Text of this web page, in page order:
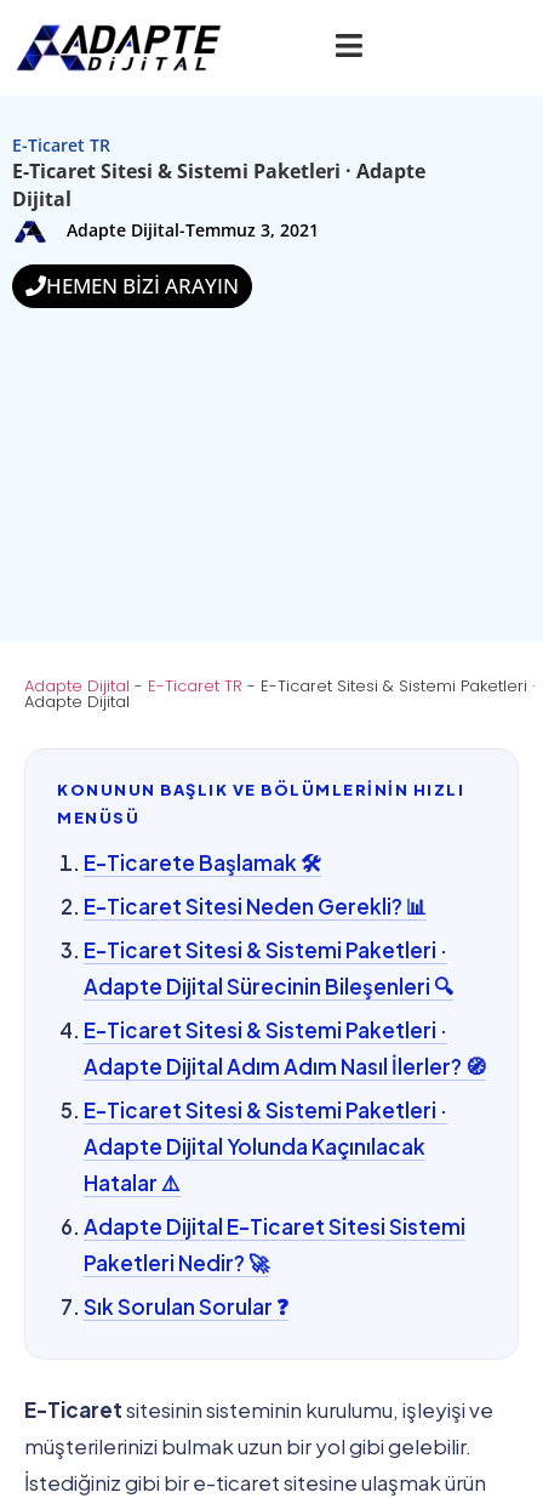
E-Ticaret TR
E-Ticaret Sitesi & Sistemi Paketleri · Adapte
Dijital
Adapte Dijital-Temmuz 3, 2021
HEMEN BİZİ ARAYIN
Adapte Dijital - E-Ticaret TR - E-Ticaret Sitesi & Sistemi Paketleri ·
Adapte Dijital
KONUNUN BAŞLIK VE BÖLÜMLERİNİN HIZLI
MENÜSÜ
E-Ticarete Başlamak 🛠️
E-Ticaret Sitesi Neden Gerekli? 📊
E-Ticaret Sitesi & Sistemi Paketleri ·
Adapte Dijital Sürecinin Bileşenleri 🔍
E-Ticaret Sitesi & Sistemi Paketleri ·
Adapte Dijital Adım Adım Nasıl İlerler? 🧭
E-Ticaret Sitesi & Sistemi Paketleri ·
Adapte Dijital Yolunda Kaçınılacak
Hatalar ⚠️
Adapte Dijital E-Ticaret Sitesi Sistemi
Paketleri Nedir? 🚀
Sık Sorulan Sorular ❓
E-Ticaretsitesinin sisteminin kurulumu, işleyişi ve
müşterilerinizi bulmak uzun bir yol gibi gelebilir.
İstediğiniz gibi bir e-ticaret sitesine ulaşmak ürün